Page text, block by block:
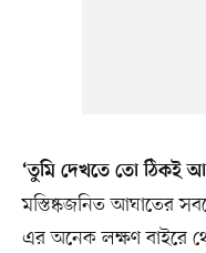
‘তুমি দেখতে তো ঠিকই
মস্তিষ্কজনিত আঘাতের
এর অনেক লক্ষণ বাইরে